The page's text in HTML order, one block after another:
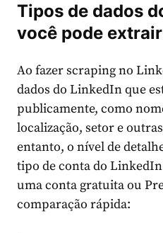
Tipos de dados
você pode extrair
Ao fazer scraping no
dados do LinkedIn que
publicamente, como
localização, setor e
entanto, o nível de
tipo de conta do
uma conta gratuita ou
comparação rápida: